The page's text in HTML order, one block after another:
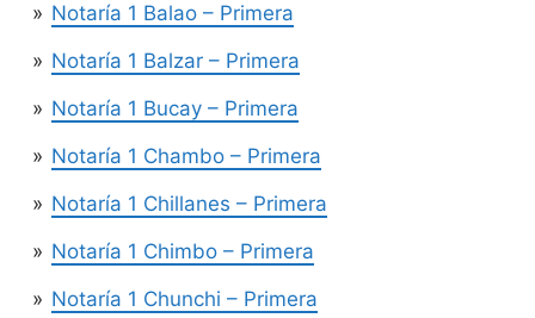
Notaría 1 Balao – Primera
Notaría 1 Balzar – Primera
Notaría 1 Bucay – Primera
Notaría 1 Chambo – Primera
Notaría 1 Chillanes – Primera
Notaría 1 Chimbo – Primera
Notaría 1 Chunchi – Primera